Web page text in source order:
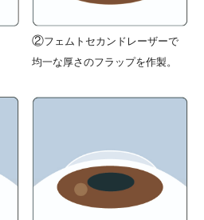
②フェムトセカンドレーザーで
均一な厚さのフラップを作製。